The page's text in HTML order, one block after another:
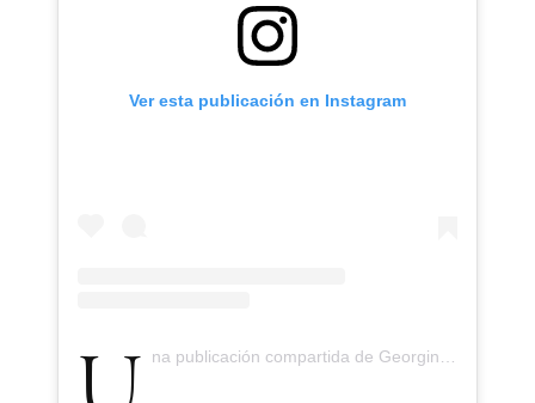
Ver esta publicación en Instagram
Una publicación compartida de Georgina Rodríguez (@georginagio)